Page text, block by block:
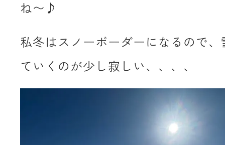
ね〜♪
私冬はスノーボーダーになるので
ていくのが少し寂しい、、、、